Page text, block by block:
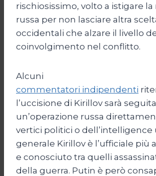
rischiosissimo, volto a istigare
russa per non lasciare altra
occidentali che alzare il livello
coinvolgimento nel conflitto.
Alcuni
commentatori indipendenti
l’uccisione di Kirillov sarà
un’operazione russa
vertici politici o dell’intelligence
generale Kirillov è l’ufficiale più
e conosciuto tra quelli
della guerra. Putin è però